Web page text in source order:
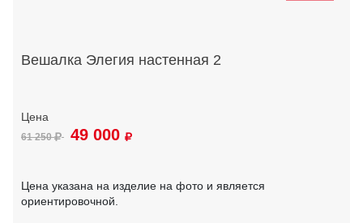
Вешалка Элегия настенная 2
61 250 49 000
Цена указана на изделие на фото и является
ориентировочной.